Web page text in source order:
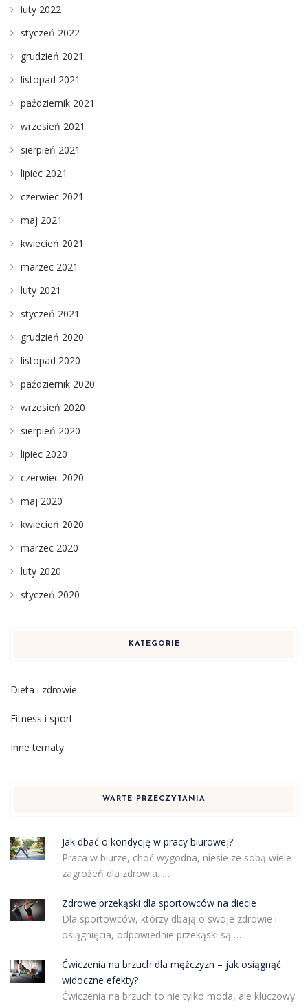
luty 2022
styczeń 2022
grudzień 2021
listopad 2021
październik 2021
wrzesień 2021
sierpień 2021
lipiec 2021
czerwiec 2021
maj 2021
kwiecień 2021
marzec 2021
luty 2021
styczeń 2021
grudzień 2020
listopad 2020
październik 2020
wrzesień 2020
sierpień 2020
lipiec 2020
czerwiec 2020
maj 2020
kwiecień 2020
marzec 2020
luty 2020
styczeń 2020
KATEGORIE
Dieta i zdrowie
Fitness i sport
Inne tematy
WARTE PRZECZYTANIA
Jak dbać o kondycję w pracy biurowej?
Praca w biurze, choć wygodna, niesie ze sobą wiele
zagrożeń dla zdrowia. …
Zdrowe przekąski dla sportowców na diecie
Dla sportowców, którzy dbają o swoje zdrowie i
osiągnięcia, odpowiednie przekąski są …
Ćwiczenia na brzuch dla mężczyzn – jak osiągnąć
widoczne efekty?
Ćwiczenia na brzuch to nie tylko moda, ale kluczowy